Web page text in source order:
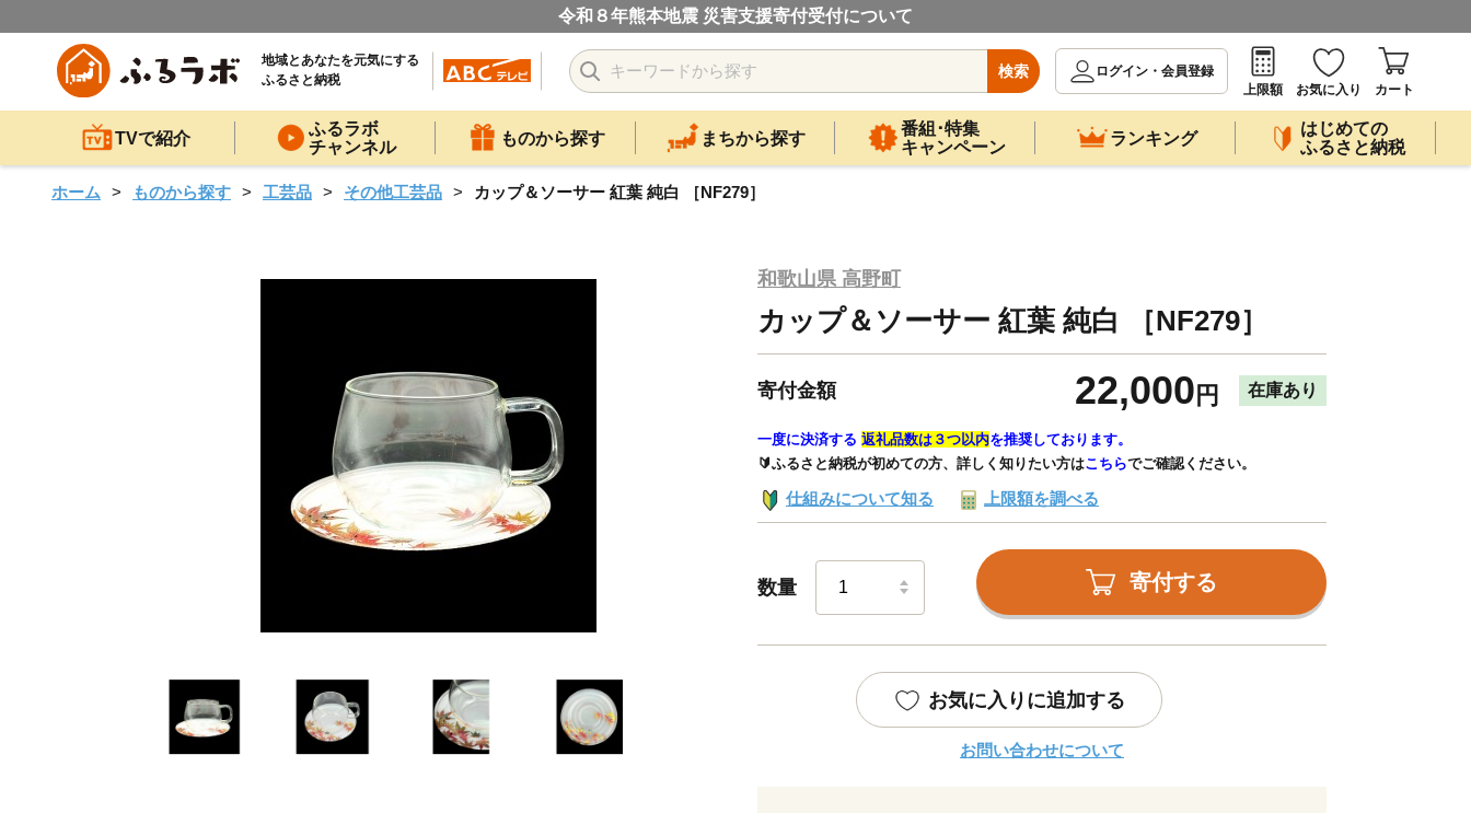
令和８年熊本地震 災害支援寄付受付について
地域とあなたを元気にする
ふるさと納税
検索
ログイン・会員登録
上限額
お気に入り カート
TVで紹介
ふるラボ
チャンネル
ものから探す まちから探す
番組･特集
キャンペーン
ランキング
はじめての
ふるさと納税
ホーム ものから探す 工芸品 その他工芸品 カップ＆ソーサー 紅葉 純白 ［NF279］
和歌山県 高野町
カップ＆ソーサー 紅葉 純白 ［NF279］
寄付金額 22,000 円 在庫あり
一度に決済する 返礼品数は３つ以内を推奨しております。
🔰ふるさと納税が初めての方、詳しく知りたい方はこちらでご確認ください。
仕組みについて知る 上限額を調べる
数量 寄付する
お気に入りに追加する
お問い合わせについて